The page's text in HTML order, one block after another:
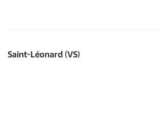
Saint-Léonard (VS)